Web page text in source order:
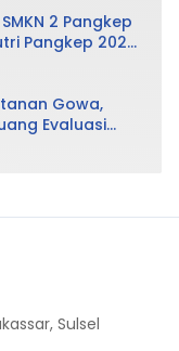
2 Pangkep
Pangkep 2026,
dan
Gowa,
Evaluasi
Diganti
Sulsel